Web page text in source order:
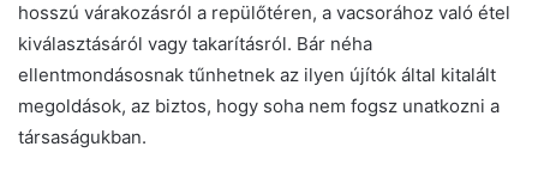
hosszú várakozásról a repülőtéren, a vacsorához való étel
kiválasztásáról vagy takarításról. Bár néha
ellentmondásosnak tűnhetnek az ilyen újítók által kitalált
megoldások, az biztos, hogy soha nem fogsz unatkozni a
társaságukban.